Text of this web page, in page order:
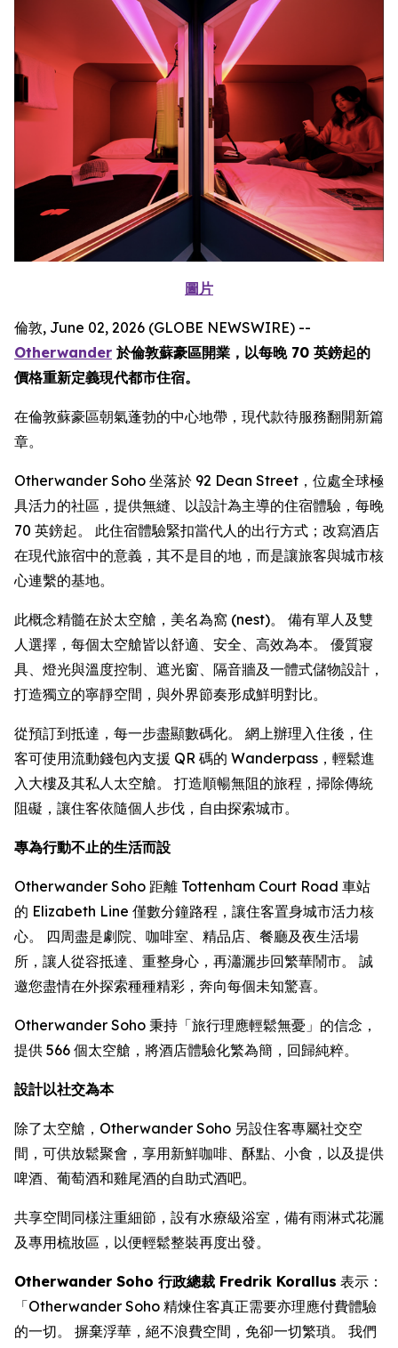
圖片
倫敦, June 02, 2026 (GLOBE NEWSWIRE) --
Otherwander 於倫敦蘇豪區開業，以每晚 70 英鎊起的
價格重新定義現代都市住宿。
在倫敦蘇豪區朝氣蓬勃的中心地帶，現代款待服務翻開新篇
章。
Otherwander Soho 坐落於 92 Dean Street，位處全球極
具活力的社區，提供無縫、以設計為主導的住宿體驗，每晚
70 英鎊起。 此住宿體驗緊扣當代人的出行方式；改寫酒店
在現代旅宿中的意義，其不是目的地，而是讓旅客與城市核
心連繫的基地。
此概念精髓在於太空艙，美名為窩 (nest)。 備有單人及雙
人選擇，每個太空艙皆以舒適、安全、高效為本。 優質寢
具、燈光與溫度控制、遮光窗、隔音牆及一體式儲物設計，
打造獨立的寧靜空間，與外界節奏形成鮮明對比。
從預訂到抵達，每一步盡顯數碼化。 網上辦理入住後，住
客可使用流動錢包內支援 QR 碼的 Wanderpass，輕鬆進
入大樓及其私人太空艙。 打造順暢無阻的旅程，掃除傳統
阻礙，讓住客依隨個人步伐，自由探索城市。
專為行動不止的生活而設
Otherwander Soho 距離 Tottenham Court Road 車站
的 Elizabeth Line 僅數分鐘路程，讓住客置身城市活力核
心。 四周盡是劇院、咖啡室、精品店、餐廳及夜生活場
所，讓人從容抵達、重整身心，再瀟灑步回繁華鬧市。 誠
邀您盡情在外探索種種精彩，奔向每個未知驚喜。
Otherwander Soho 秉持「旅行理應輕鬆無憂」的信念，
提供 566 個太空艙，將酒店體驗化繁為簡，回歸純粹。
設計以社交為本
除了太空艙，Otherwander Soho 另設住客專屬社交空
間，可供放鬆聚會，享用新鮮咖啡、酥點、小食，以及提供
啤酒、葡萄酒和雞尾酒的自助式酒吧。
共享空間同樣注重細節，設有水療級浴室，備有雨淋式花灑
及專用梳妝區，以便輕鬆整裝再度出發。
Otherwander Soho 行政總裁 Fredrik Korallus 表示：
「Otherwander Soho 精煉住客真正需要亦理應付費體驗
的一切。 摒棄浮華，絕不浪費空間，免卻一切繁瑣。 我們